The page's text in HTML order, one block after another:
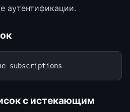
аутентификации.
с истекающим